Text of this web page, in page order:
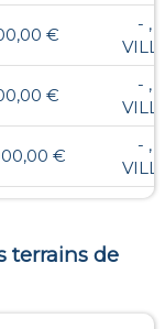
€
- ,
€
- ,
€
- ,
terrains de